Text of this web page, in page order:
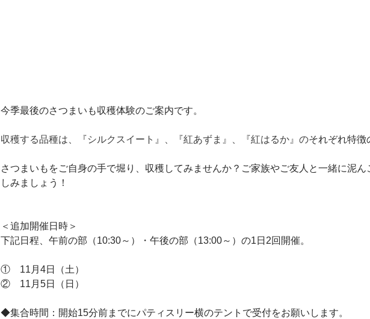
今季最後のさつまいも収穫体験のご案内です。
収穫する品種は、『シルクスイート』、『紅あずま』、『紅はるか』のそれぞれ特徴
さつまいもをご自身の手で堀り、収穫してみませんか？ご家族やご友人と一緒に泥ん
しみましょう！
＜追加開催日時＞
下記日程、午前の部（10:30～）・午後の部（13:00～）の1日2回開催。
①　11月4日（土）
②　11月5日（日）
◆集合時間：開始15分前までにパティスリー横のテントで受付をお願いします。